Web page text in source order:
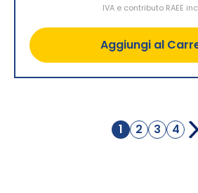
IVA e contributo RAEE
Aggiungi al
Pagina
Attualmente
1 Pagina
2 Pagina
3 4